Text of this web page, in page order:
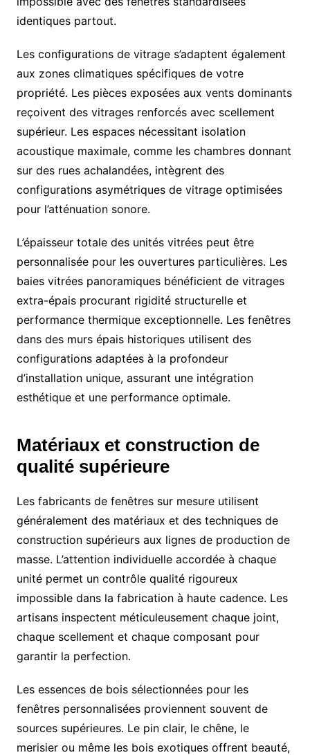
identiques partout.
Les configurations de vitrage s’adaptent également
aux zones climatiques spécifiques de votre
propriété. Les pièces exposées aux vents dominants
reçoivent des vitrages renforcés avec scellement
supérieur. Les espaces nécessitant isolation
acoustique maximale, comme les chambres donnant
sur des rues achalandées, intègrent des
configurations asymétriques de vitrage optimisées
pour l’atténuation sonore.
L’épaisseur totale des unités vitrées peut être
personnalisée pour les ouvertures particulières. Les
baies vitrées panoramiques bénéficient de vitrages
extra-épais procurant rigidité structurelle et
performance thermique exceptionnelle. Les fenêtres
dans des murs épais historiques utilisent des
configurations adaptées à la profondeur
d’installation unique, assurant une intégration
esthétique et une performance optimale.
Matériaux et construction de
qualité supérieure
Les fabricants de fenêtres sur mesure utilisent
généralement des matériaux et des techniques de
construction supérieurs aux lignes de production de
masse. L’attention individuelle accordée à chaque
unité permet un contrôle qualité rigoureux
impossible dans la fabrication à haute cadence. Les
artisans inspectent méticuleusement chaque joint,
chaque scellement et chaque composant pour
garantir la perfection.
Les essences de bois sélectionnées pour les
fenêtres personnalisées proviennent souvent de
sources supérieures. Le pin clair, le chêne, le
merisier ou même les bois exotiques offrent beauté,